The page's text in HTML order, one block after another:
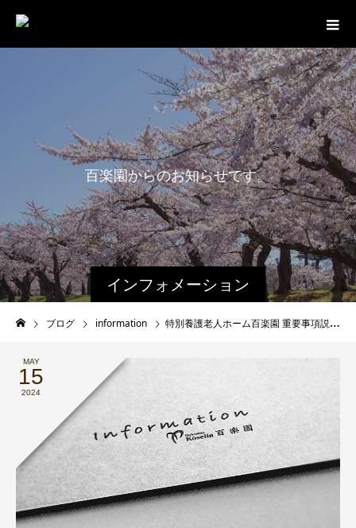
インフォメーション
百楽園からのお知らせです。
ブログ information 特別養護老人ホーム百楽園 重要事項説明書
MAY
15
2024